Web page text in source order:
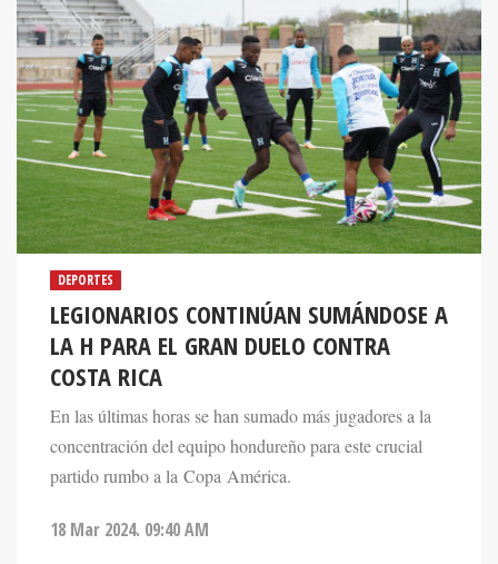
DEPORTES
LEGIONARIOS CONTINÚAN SUMÁNDOSE A
LA H PARA EL GRAN DUELO CONTRA
COSTA RICA
En las últimas horas se han sumado más jugadores a la
concentración del equipo hondureño para este crucial
partido rumbo a la Copa América.
18 Mar 2024. 09:40 AM